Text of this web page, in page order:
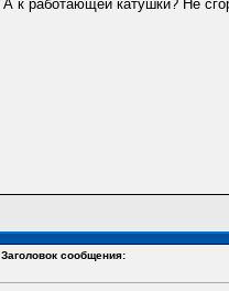
А к работающей катушки? Не
Заголовок сообщения: